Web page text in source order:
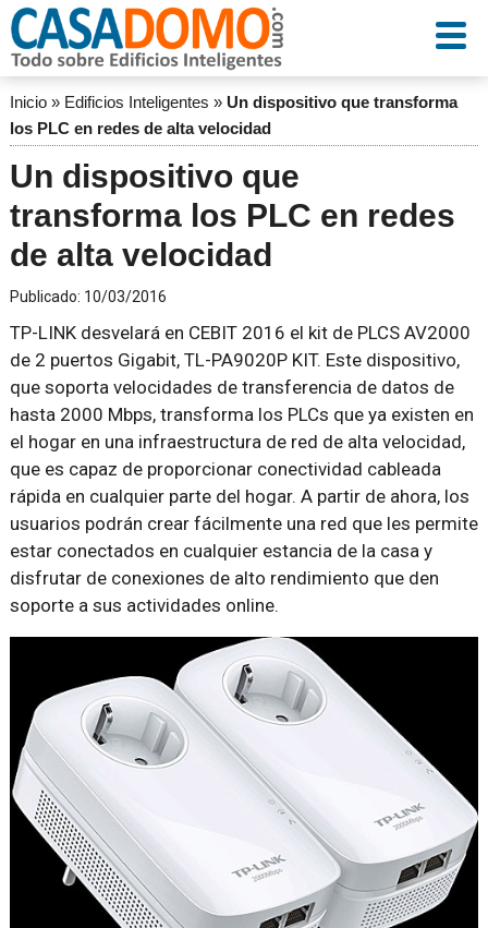
Inicio» Edificios Inteligentes » Un dispositivo que transforma
los PLC en redes de alta velocidad
Un dispositivo que
transforma los PLC en redes
de alta velocidad
Publicado: 10/03/2016
TP-LINK desvelará en CEBIT 2016 el kit de PLCS AV2000
de 2 puertos Gigabit, TL-PA9020P KIT. Este dispositivo,
que soporta velocidades de transferencia de datos de
hasta 2000 Mbps, transforma los PLCs que ya existen en
el hogar en una infraestructura de red de alta velocidad,
que es capaz de proporcionar conectividad cableada
rápida en cualquier parte del hogar. A partir de ahora, los
usuarios podrán crear fácilmente una red que les permite
estar conectados en cualquier estancia de la casa y
disfrutar de conexiones de alto rendimiento que den
soporte a sus actividades online.